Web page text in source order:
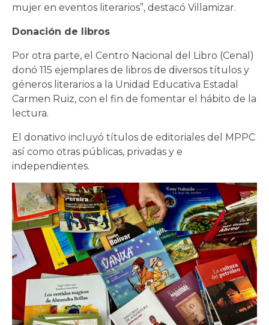
mujer en eventos literarios”, destacó Villamizar.
Donación de libros
Por otra parte, el Centro Nacional del Libro (Cenal)
donó 115 ejemplares de libros de diversos títulos y
géneros literarios a la Unidad Educativa Estadal
Carmen Ruiz, con el fin de fomentar el hábito de la
lectura.
El donativo incluyó títulos de editoriales del MPPC
así como otras públicas, privadas y e
independientes.